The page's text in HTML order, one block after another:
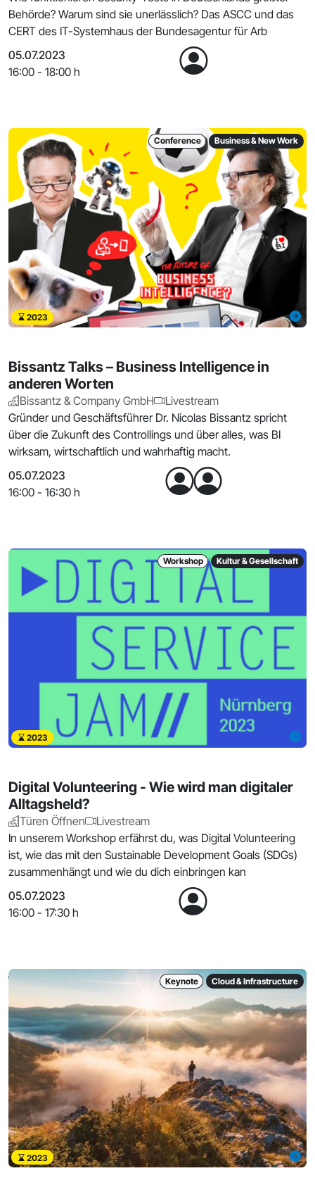
Behörde? Warum sind sie unerlässlich? Das ASCC und das
CERT des IT-Systemhaus der Bundesagentur für Arb
05.07.2023
16:00 - 18:00 h
Conference Business & New Work
2023
Bissantz Talks – Business Intelligence in
anderen Worten
Bissantz & Company GmbH
Livestream
Gründer und Geschäftsführer Dr. Nicolas Bissantz spricht
über die Zukunft des Controllings und über alles, was BI
wirksam, wirtschaftlich und wahrhaftig macht.
05.07.2023
16:00 - 16:30 h
Workshop Kultur & Gesellschaft
2023
Digital Volunteering - Wie wird man digitaler
Alltagsheld?
Türen Öffnen
Livestream
In unserem Workshop erfährst du, was Digital Volunteering
ist, wie das mit den Sustainable Development Goals (SDGs)
zusammenhängt und wie du dich einbringen kan
05.07.2023
16:00 - 17:30 h
Keynote Cloud & Infrastructure
2023